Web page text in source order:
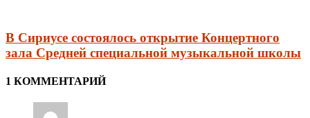
В Сириусе состоялось открытие Концертного
зала Средней специальной музыкальной школы
1 КОММЕНТАРИЙ